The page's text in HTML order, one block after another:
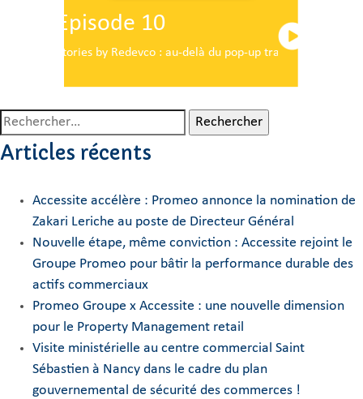
Episode 10
Stories by Redevco : au-delà du pop-up traditionnel
Rechercher :
Articles récents
Accessite accélère : Promeo annonce la nomination de
Zakari Leriche au poste de Directeur Général
Nouvelle étape, même conviction : Accessite rejoint le
Groupe Promeo pour bâtir la performance durable des
actifs commerciaux
Promeo Groupe x Accessite : une nouvelle dimension
pour le Property Management retail
Visite ministérielle au centre commercial Saint
Sébastien à Nancy dans le cadre du plan
gouvernemental de sécurité des commerces !